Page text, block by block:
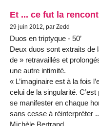
Et ... ce fut la
29 juin 2012, par Zedd
Duos en triptyque - 50’
Deux duos sont extraits de
de » retravaillés et
une autre intimité.
« L’imaginaire est à la fois
celui de la singularité.
se manifester en chaque
sans cesse à réinterpréter